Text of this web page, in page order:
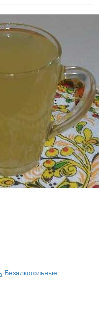
Безалкогольные